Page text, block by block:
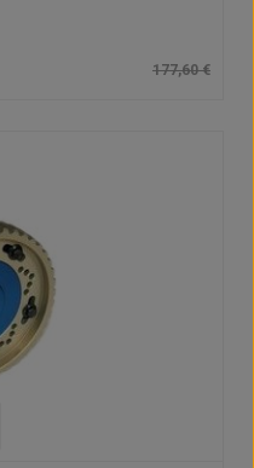
177,60 €